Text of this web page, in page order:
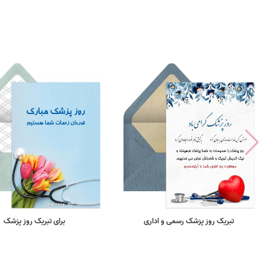
تبریک روز پزشک رسمی و اداری برای تبریک روز پزشک